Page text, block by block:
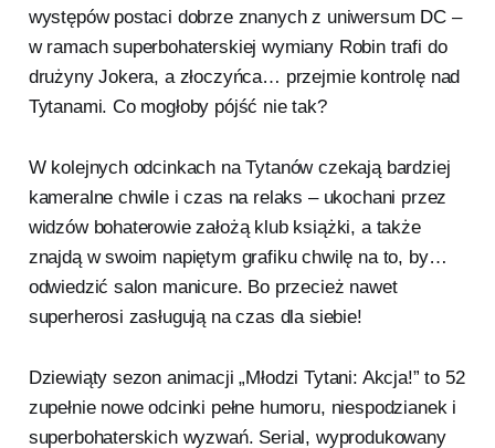
występów postaci dobrze znanych z uniwersum DC –
w ramach superbohaterskiej wymiany Robin trafi do
drużyny Jokera, a złoczyńca… przejmie kontrolę nad
Tytanami. Co mogłoby pójść nie tak?
W kolejnych odcinkach na Tytanów czekają bardziej
kameralne chwile i czas na relaks – ukochani przez
widzów bohaterowie założą klub książki, a także
znajdą w swoim napiętym grafiku chwilę na to, by…
odwiedzić salon manicure. Bo przecież nawet
superherosi zasługują na czas dla siebie!
Dziewiąty sezon animacji „Młodzi Tytani: Akcja!” to 52
zupełnie nowe odcinki pełne humoru, niespodzianek i
superbohaterskich wyzwań. Serial, wyprodukowany